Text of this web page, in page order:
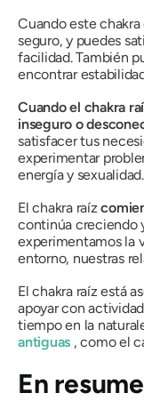
Cuando este
seguro, y puedes
facilidad. También
encontrar
Cuando el chakra
inseguro o
satisfacer tus
experimentar
energía y sexualidad.
El chakra raíz
continúa creciendo
experimentamos la
entorno, nuestras
El chakra raíz está
apoyar con
tiempo en la
antiguas , como el
En